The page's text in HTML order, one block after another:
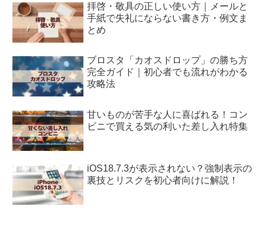
拝啓・敬具の正しい使い方｜メールと
手紙で失礼にならない書き方・例文ま
とめ
ブロスタ「カオスドロップ」の勝ち方
完全ガイド｜初心者でも流れがわかる
攻略法
甘いものが苦手な人に喜ばれる！コン
ビニで買える気の利いた差し入れ特集
iOS18.7.3が表示されない？強制表示の
裏技とリスクを初心者向けに解説！